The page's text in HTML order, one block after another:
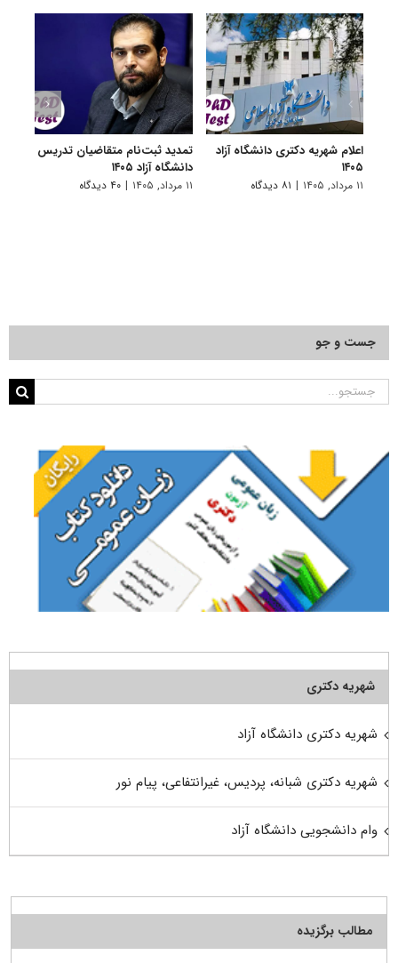
اعلام شهریه دکتری دانشگاه آزاد
۱۴۰۵
۱۱ مرداد, ۱۴۰۵ | ۸۱ دیدگاه
تمدید ثبت‌نام متقاضیان تدریس
دانشگاه آزاد ۱۴۰۵
۱۱ مرداد, ۱۴۰۵ | ۴۰ دیدگاه
جست و جو
جستجو
شهریه دکتری
شهریه دکتری دانشگاه آزاد
شهریه دکتری شبانه، پردیس، غیرانتفاعی، پیام نور
وام دانشجویی دانشگاه آزاد
مطالب برگزیده